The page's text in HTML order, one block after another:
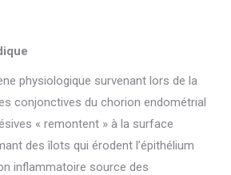
physiologique survenant lors de la
conjonctives du chorion endométrial
« remontent » à la surface
des îlots qui érodent l’épithélium
inflammatoire source des